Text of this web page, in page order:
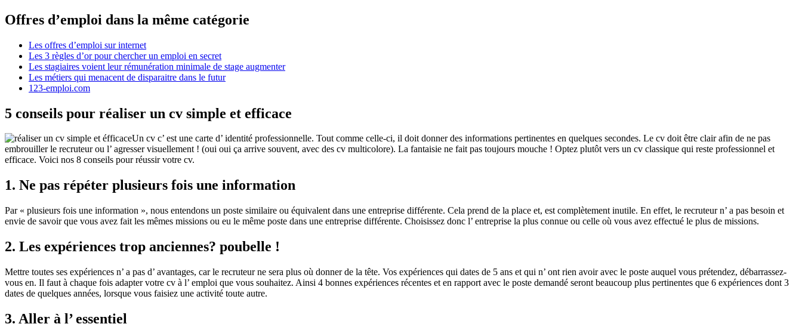
Offres d’emploi dans la même catégorie
Les offres d’emploi sur internet
Les 3 règles d’or pour chercher un emploi en secret
Les stagiaires voient leur rémunération minimale de stage augmenter
Les métiers qui menacent de disparaitre dans le futur
123-emploi.com
5 conseils pour réaliser un cv simple et efficace
Un cv c’ est une carte d’ identité professionnelle. Tout comme celle-ci, il doit donner des informations pertinentes en quelques secondes. Le cv doit être clair afin de ne pas
embrouiller le recruteur ou l’ agresser visuellement ! (oui oui ça arrive souvent, avec des cv multicolore). La fantaisie ne fait pas toujours mouche ! Optez plutôt vers un cv classique qui reste professionnel et
efficace. Voici nos 8 conseils pour réussir votre cv.
1. Ne pas répéter plusieurs fois une information
Par « plusieurs fois une information », nous entendons un poste similaire ou équivalent dans une entreprise différente. Cela prend de la place et, est complètement inutile. En effet, le recruteur n’ a pas besoin et
envie de savoir que vous avez fait les mêmes missions ou eu le même poste dans une entreprise différente. Choisissez donc l’ entreprise la plus connue ou celle où vous avez effectué le plus de missions.
2. Les expériences trop anciennes? poubelle !
Mettre toutes ses expériences n’ a pas d’ avantages, car le recruteur ne sera plus où donner de la tête. Vos expériences qui dates de 5 ans et qui n’ ont rien avoir avec le poste auquel vous prétendez, débarrassez-
vous en. Il faut à chaque fois adapter votre cv à l’ emploi que vous souhaitez. Ainsi 4 bonnes expériences récentes et en rapport avec le poste demandé seront beaucoup plus pertinentes que 6 expériences dont 3
dates de quelques années, lorsque vous faisiez une activité toute autre.
3. Aller à l’ essentiel